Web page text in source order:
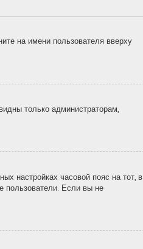
на имени пользователя вверху
только администраторам,
настройках часовой пояс на тот, в
пользователи. Если вы не